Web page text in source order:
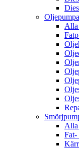
Alla
Alla